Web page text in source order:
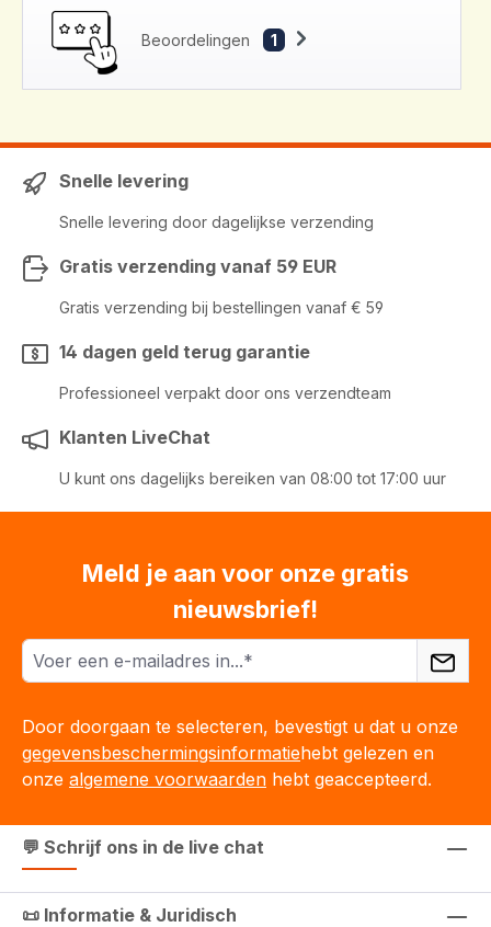
Beoordelingen 1
Snelle levering
Snelle levering door dagelijkse verzending
Gratis verzending vanaf 59 EUR
Gratis verzending bij bestellingen vanaf € 59
14 dagen geld terug garantie
Professioneel verpakt door ons verzendteam
Klanten LiveChat
U kunt ons dagelijks bereiken van 08:00 tot 17:00 uur
Meld je aan voor onze gratis
nieuwsbrief!
Door doorgaan te selecteren, bevestigt u dat u onze
gegevensbeschermingsinformatiehebt gelezen en
onze algemene voorwaarden hebt geaccepteerd.
💬 Schrijf ons in de live chat
📜 Informatie & Juridisch